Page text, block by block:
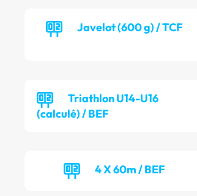
Javelot (600 g) / TCF
Triathlon U14-U16
(calculé) / BEF
4 X 60m / BEF